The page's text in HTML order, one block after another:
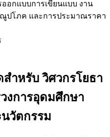
อกแบบการเขียนแบบ งาน
ปโภค และการประมาณราคา
ำหรับ วิศวกรโยธา
งการอุดมศึกษา
วัตกรรม